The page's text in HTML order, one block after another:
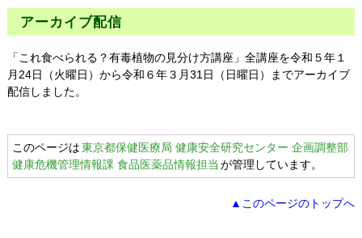
アーカイブ配信
「これ食べられる？有毒植物の見分け方講座」全講座を令和５年１
月24日（火曜日）から令和６年３月31日（日曜日）までアーカイブ
配信しました。
このページは東京都保健医療局 健康安全研究センター 企画調整部
健康危機管理情報課 食品医薬品情報担当 が管理しています。
▲このページのトップへ